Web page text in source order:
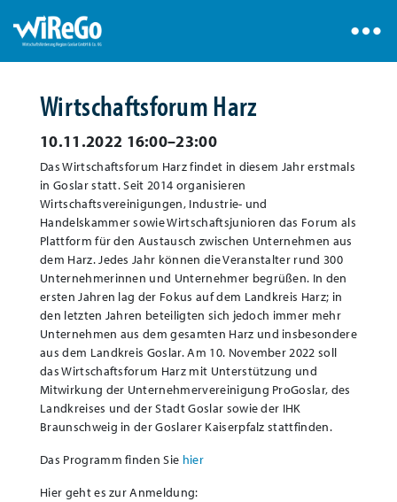
Wirtschaftsforum Harz
10.11.2022 16:00–23:00
Das Wirtschaftsforum Harz findet in diesem Jahr erstmals
in Goslar statt. Seit 2014 organisieren
Wirtschaftsvereinigungen, Industrie- und
Handelskammer sowie Wirtschaftsjunioren das Forum als
Plattform für den Austausch zwischen Unternehmen aus
dem Harz. Jedes Jahr können die Veranstalter rund 300
Unternehmerinnen und Unternehmer begrüßen. In den
ersten Jahren lag der Fokus auf dem Landkreis Harz; in
den letzten Jahren beteiligten sich jedoch immer mehr
Unternehmen aus dem gesamten Harz und insbesondere
aus dem Landkreis Goslar. Am 10. November 2022 soll
das Wirtschaftsforum Harz mit Unterstützung und
Mitwirkung der Unternehmervereinigung ProGoslar, des
Landkreises und der Stadt Goslar sowie der IHK
Braunschweig in der Goslarer Kaiserpfalz stattfinden.
Das Programm finden Sie hier
Hier geht es zur Anmeldung: